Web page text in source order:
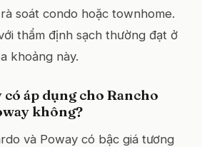
soát condo hoặc townhome.
thẩm định sạch thường đạt ở
khoảng này.
áp dụng cho Rancho
không?
và Poway có bậc giá tương